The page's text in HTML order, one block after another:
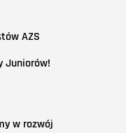
AZS
Juniorów!
w rozwój